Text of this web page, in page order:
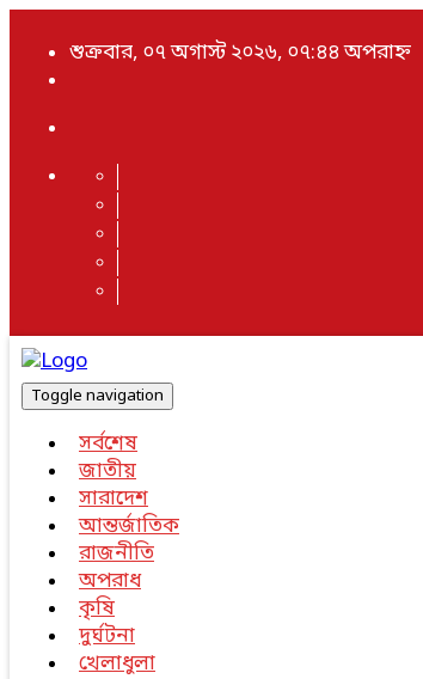
শুক্রবার, ০৭ অগাস্ট ২০২৬, ০৭:৪৪ অপরাহ্ন
Toggle navigation
সর্বশেষ
জাতীয়
সারাদেশ
আন্তর্জাতিক
রাজনীতি
অপরাধ
কৃষি
দুর্ঘটনা
খেলাধুলা